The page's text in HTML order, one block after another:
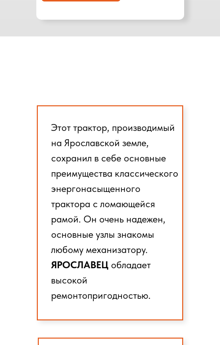
Этот трактор, производимый
на Ярославской земле,
сохранил в себе основные
преимущества классического
энергонасыщенного
трактора с ломающейся
рамой. Он очень надежен,
основные узлы знакомы
любому механизатору.
ЯРОСЛАВЕЦ обладает
высокой
ремонтопригодностью.